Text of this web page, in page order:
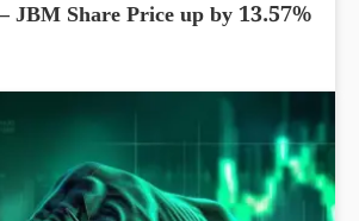
JBM Share Price up by 13.57%